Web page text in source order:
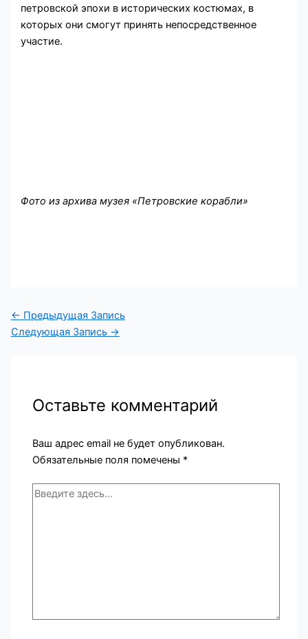
петровской эпохи в исторических костюмах, в
которых они смогут принять непосредственное
участие.
Фото из архива музея «Петровские корабли»
← Предыдущая Запись
Следующая Запись →
Оставьте комментарий
Ваш адрес email не будет опубликован.
Обязательные поля помечены *
Введите